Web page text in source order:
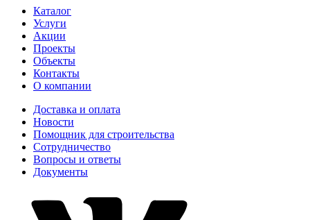
Каталог
Услуги
Акции
Проекты
Объекты
Контакты
О компании
Доставка и оплата
Новости
Помощник для строительства
Сотрудничество
Вопросы и ответы
Документы